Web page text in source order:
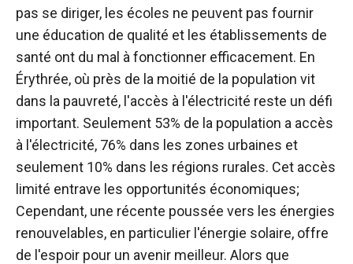
pas se diriger, les écoles ne peuvent pas fournir
une éducation de qualité et les établissements de
santé ont du mal à fonctionner efficacement. En
Érythrée, où près de la moitié de la population vit
dans la pauvreté, l'accès à l'électricité reste un défi
important. Seulement 53% de la population a accès
à l'électricité, 76% dans les zones urbaines et
seulement 10% dans les régions rurales. Cet accès
limité entrave les opportunités économiques;
Cependant, une récente poussée vers les énergies
renouvelables, en particulier l'énergie solaire, offre
de l'espoir pour un avenir meilleur. Alors que